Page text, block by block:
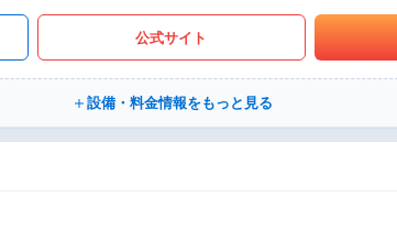
公式サイト
設備・料金情報をもっと見る